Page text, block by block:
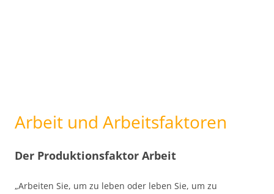
Arbeit und Arbeitsfaktoren
Der Produktionsfaktor Arbeit
„Arbeiten Sie, um zu leben oder leben Sie, um zu